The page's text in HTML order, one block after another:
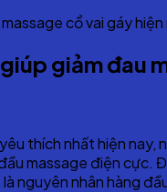
cổ vai gáy hiện
giảm đau
thích nhất hiện
massage điện
nguyên nhân hàng